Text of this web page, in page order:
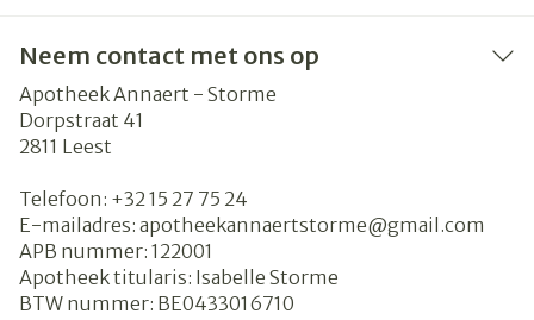
Neem contact met ons op
Apotheek Annaert - Storme
Dorpstraat 41
2811 Leest
Telefoon: +32 15 27 75 24
E-mailadres: apotheekannaertstorme@gmail.com
APB nummer: 122001
Apotheek titularis: Isabelle Storme
BTW nummer: BE0433016710